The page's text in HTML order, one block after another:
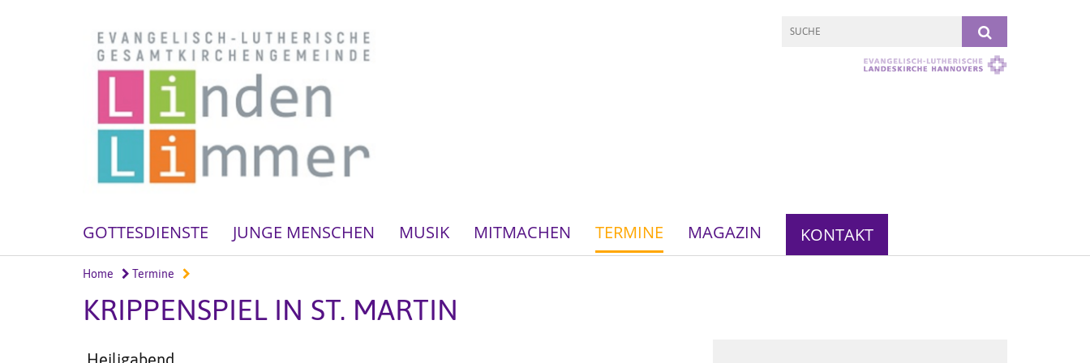
GOTTESDIENSTE JUNGE MENSCHEN MUSIK MITMACHEN TERMINE MAGAZIN KONTAKT
Home Termine
KRIPPENSPIEL IN ST. MARTIN